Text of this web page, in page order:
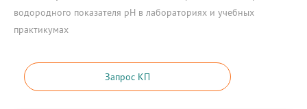
водородного показателя рН в лабораториях и учебных
практикумах
Запрос КП